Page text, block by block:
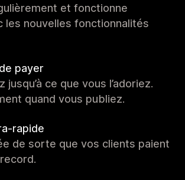
et fonctionne
les nouvelles fonctionnalités
payer
jusqu’à ce que vous l’adoriez.
quand vous publiez.
rapide
de sorte que vos clients paient